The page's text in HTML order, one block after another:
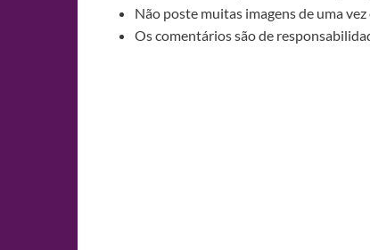
Não poste muitas imagens de uma
Os comentários são de